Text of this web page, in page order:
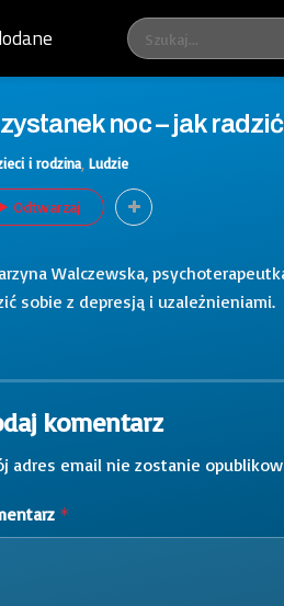
noc – jak
i rodzina Ludzie
Odtwarzaj
Walczewska,
sobie z depresją i uzależnieniami.
komentarz
adres email nie zostanie
*